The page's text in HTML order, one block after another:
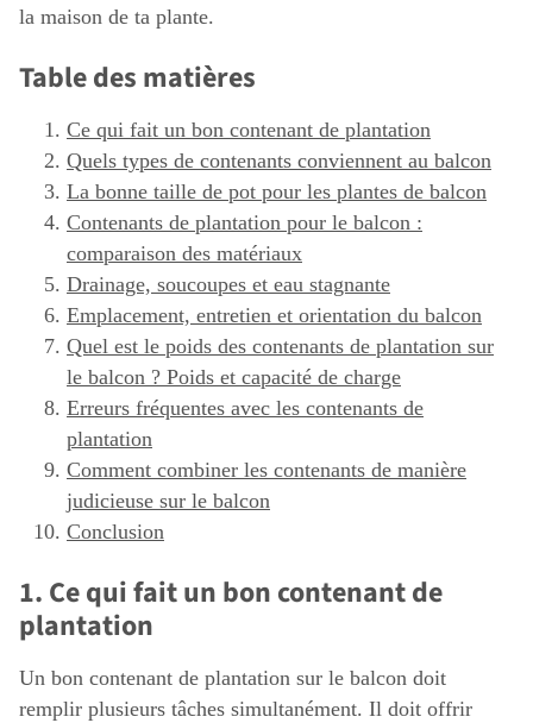
la maison de ta plante.
Table des matières
Ce qui fait un bon contenant de plantation
Quels types de contenants conviennent au balcon
La bonne taille de pot pour les plantes de balcon
Contenants de plantation pour le balcon :
comparaison des matériaux
Drainage, soucoupes et eau stagnante
Emplacement, entretien et orientation du balcon
Quel est le poids des contenants de plantation sur
le balcon ? Poids et capacité de charge
Erreurs fréquentes avec les contenants de
plantation
Comment combiner les contenants de manière
judicieuse sur le balcon
Conclusion
1. Ce qui fait un bon contenant de
plantation
Un bon contenant de plantation sur le balcon doit
remplir plusieurs tâches simultanément. Il doit offrir